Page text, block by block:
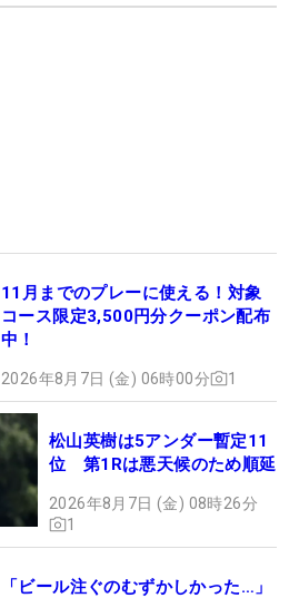
11月までのプレーに使える！対象
コース限定3,500円分クーポン配布
中！
2026年8月7日 (金) 06時00分 1
松山英樹は5アンダー暫定11
位 第1Rは悪天候のため順延
2026年8月7日 (金) 08時26分
1
「ビール注ぐのむずかしかった…」